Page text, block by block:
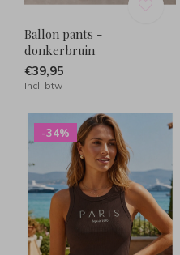
Ballon pants -
donkerbruin
€39,95
Incl. btw
-34%